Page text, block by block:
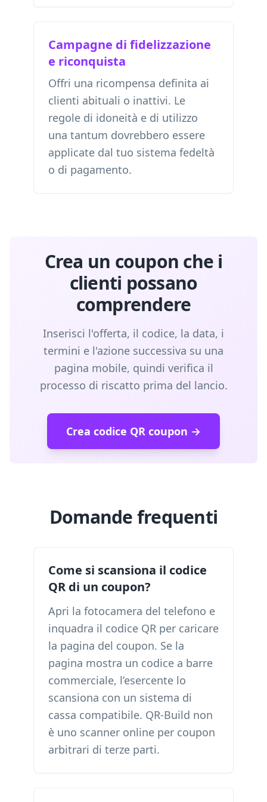
Campagne di fidelizzazione
e riconquista
Offri una ricompensa definita ai
clienti abituali o inattivi. Le
regole di idoneità e di utilizzo
una tantum dovrebbero essere
applicate dal tuo sistema fedeltà
o di pagamento.
Crea un coupon che i
clienti possano
comprendere
Inserisci l'offerta, il codice, la data, i
termini e l'azione successiva su una
pagina mobile, quindi verifica il
processo di riscatto prima del lancio.
Crea codice QR coupon →
Domande frequenti
Come si scansiona il codice
QR di un coupon?
Apri la fotocamera del telefono e
inquadra il codice QR per caricare
la pagina del coupon. Se la
pagina mostra un codice a barre
commerciale, l’esercente lo
scansiona con un sistema di
cassa compatibile. QR-Build non
è uno scanner online per coupon
arbitrari di terze parti.